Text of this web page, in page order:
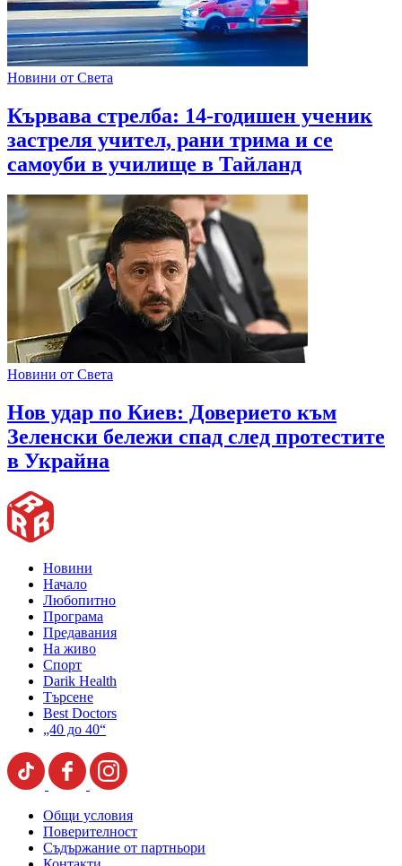
Новини от Света
Кървава стрелба: 14-годишен ученик
застреля учител, рани трима и се
самоуби в училище в Тайланд
Новини от Света
Нов удар по Киев: Доверието към
Зеленски бележи спад след протестите
в Украйна
Новини
Начало
Любопитно
Програма
Предавания
На живо
Спорт
Darik Health
Търсене
Best Doctors
„40 до 40“
Общи условия
Поверителност
Съдържание от партньори